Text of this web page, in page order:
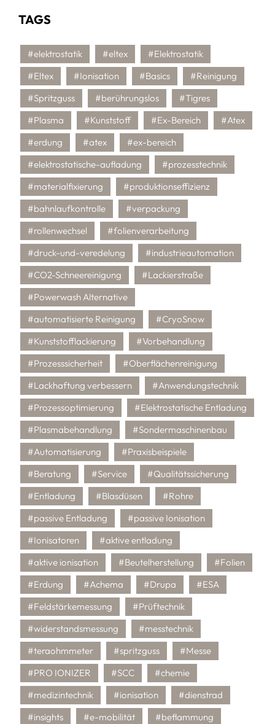
TAGS
#elektrostatik #eltex
#Elektrostatik
#Eltex
#Ionisation #Basics
#Reinigung
#Spritzguss
#berührungslos
#Tigres
#Plasma
#Kunststoff #Ex-Bereich
#Atex
#erdung
#atex
#ex-bereich
#elektrostatische-aufladung
#prozesstechnik
#materialfixierung
#produktionseffizienz
#bahnlaufkontrolle
#verpackung
#rollenwechsel
#folienverarbeitung
#druck-und-veredelung
#industrieautomation
#CO2-Schneereinigung
#Lackierstraße
#Powerwash Alternative
#automatisierte Reinigung
#CryoSnow
#Kunststofflackierung
#Vorbehandlung
#Prozesssicherheit
#Oberflächenreinigung
#Lackhaftung verbessern
#Anwendungstechnik
#Prozessoptimierung
#Elektrostatische Entladung
#Plasmabehandlung
#Sondermaschinenbau
#Automatisierung
#Praxisbeispiele
#Beratung
#Service
#Qualitätssicherung
#Entladung
#Blasdüsen
#Rohre
#passive Entladung
#passive Ionisation
#Ionisatoren
#aktive entladung
#aktive ionisation
#Beutelherstellung
#Folien
#Erdung
#Achema #Drupa
#ESA
#Feldstärkemessung
#Prüftechnik
#widerstandsmessung
#messtechnik
#teraohmmeter
#spritzguss
#Messe
#PRO IONIZER
#SCC
#chemie
#medizintechnik
#ionisation
#dienstrad
#insights
#e-mobilität #beflammung